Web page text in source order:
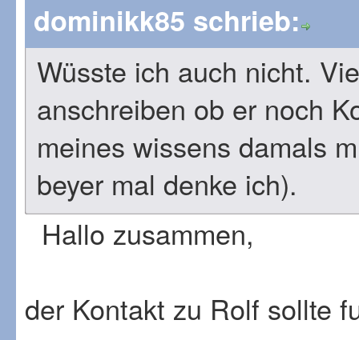
dominikk85 schrieb:
Wüsste ich auch nicht.
anschreiben ob er noch
meines wissens damals
beyer mal denke ich).
Hallo zusammen,
der Kontakt zu Rolf sollte